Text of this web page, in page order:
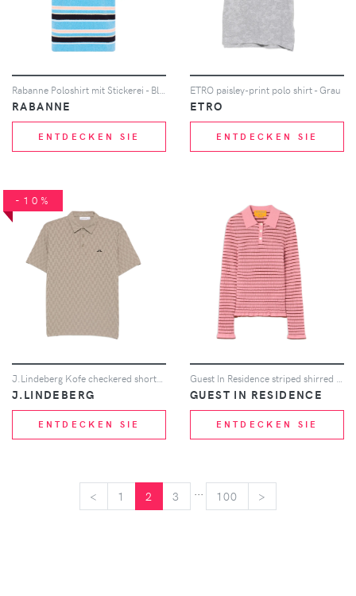
Rabanne Poloshirt mit Stickerei - Blau
RABANNE
ENTDECKEN SIE
ETRO paisley-print polo shirt - Grau
ETRO
ENTDECKEN SIE
-10%
J.LINDEBERG
ENTDECKEN SIE
GUEST IN RESIDENCE
ENTDECKEN SIE
< 1 2 3 100 >